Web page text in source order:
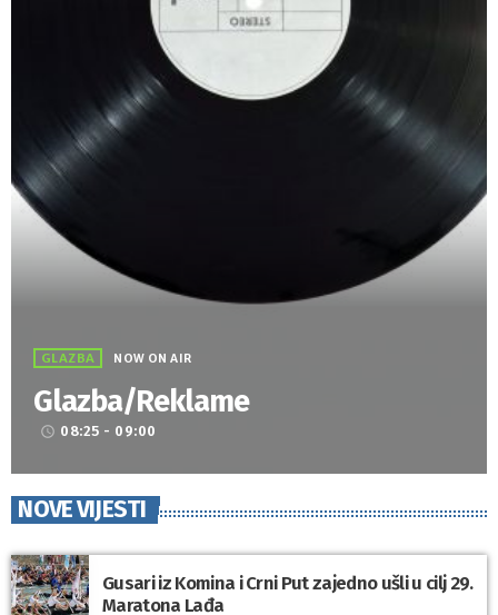
GLAZBA NOW ON AIR
Glazba/Reklame
access_time 08:25 - 09:00
NOVE VIJESTI
Gusari iz Komina i Crni Put zajedno ušli u cilj 29.
Maratona Lađa